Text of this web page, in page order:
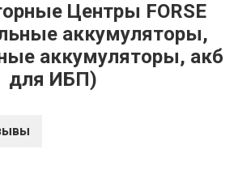
Центры FORSE
аккумуляторы,
аккумуляторы, акб
для ИБП)